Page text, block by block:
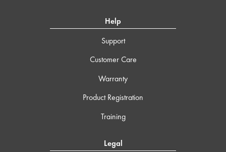
Help
Support
Customer Care
Warranty
Product Registration
Training
Legal